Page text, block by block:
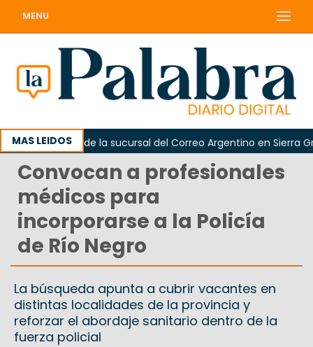
MENU
MAS LEIDOSde la sucursal del Correo Argentino en Sierra
Convocan a profesionales
médicos para
incorporarse a la Policía
de Río Negro
La búsqueda apunta a cubrir vacantes en
distintas localidades de la provincia y
reforzar el abordaje sanitario dentro de la
fuerza policial